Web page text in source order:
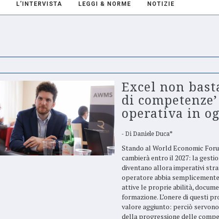
L’INTERVISTA LEGGI & NORME NOTIZIE
Excel non
di
operativa in
Di Daniele Duca*
Stando al World Economic
cambierà entro il 2027: la
diventano allora imperativi
operatore abbia
attive le proprie abilità,
formazione. L’onere di questi
valore aggiunto: perciò
della progressione delle